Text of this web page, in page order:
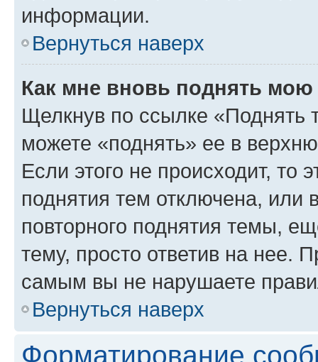
информации.
Вернуться наверх
Как мне вновь поднять мою
Щелкнув по ссылке «Поднять
можете «поднять» ее в
Если этого не происходит, то
поднятия тем отключена, или
повторного поднятия темы,
тему, просто ответив на нее.
самым вы не нарушаете
Вернуться наверх
Форматирование